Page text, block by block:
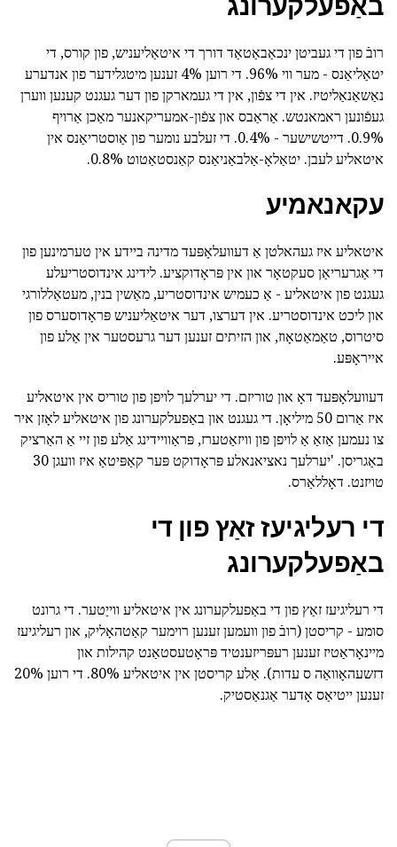
באַפעלקערונג
רובֿ פון די געביטן ינכאַבאַטאַד דורך די איטאַליעניש, פון קורס, די
יטאַליאַנס - מער ווי 96%. די רוען 4% זענען מיטגלידער פון אנדערע
נאַשאַנאַליטיז. אין די צפֿון, אין די געמארקן פון דער געגנט קענען ווערן
געפֿונען ראמאנטש. אַראַבס און צפֿון-אמעריקאנער מאַכן אַרויף
0.9%. דייטשישער - 0.4%. די זעלבע נומער פון אַוסטריאַנס אין
איטאליע לעבן. יטאַלאָ-אַלבאַניאַנס קאַנסטאַטוט 0.8%.
עקאנאמיע
איטאליע איז געהאלטן אַ דעוועלאָפּעד מדינה ביידע אין טערמינען פון
די אַגרעריאַן סעקטאָר און אין פּראָדוקציע. לידינג אינדוסטריעלע
געגנט פון איטאליע - אַ כעמיש אינדוסטריע, מאַשין בנין, מעטאַללורגי
און ליכט אינדוסטריע. אין דערצו, דער איטאַליעניש פּראָדוסערס פון
סיטרוס, טאַמאַטאָוז, און הזיתים זענען דער גרעסטער אין אַלע פון
אייראָפּע.
דעוועלאָפּעד דאָ און טוריזם. די יערלעך לויפן פון טוריס אין איטאליע
איז אַרום 50 מיליאָן. די געגנט און באַפעלקערונג פון איטאליע לאָזן איר
צו נעמען אַזאַ אַ לויפן פון וויזאַטערז, פּראַוויידינג אַלע פון זיי אַ האַרציק
באַגריסן. 'יערלעך נאציאנאלע פּראָדוקט פּער קאַפּיטאַ איז וועגן 30
טויזנט. דאָללאַרס.
די רעליגיעז זאַץ פון די
באַפעלקערונג
די רעליגיעז זאַץ פון די באַפעלקערונג אין איטאליע ווייַטער. די גרונט
סומע - קריסטן (רובֿ פון וועמען זענען רוימער קאַטהאָליק, און רעליגיעז
מיינאָראַטיז זענען רעפּריזענטיד פּראָטעסטאַנט קהילות און
דזשעהאָוואַה ס עדות). אַלע קריסטן אין איטאליע 80%. די רוען 20%
זענען ייטיאַס אָדער אַגנאַסטיק.